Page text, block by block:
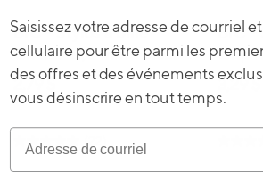
BIC - Stylos à bille
Cristal - 1,0 mm - bleu
- Paquet de 12
2,79 $
(22)
BIC -
Grip
bleu -
3,29 $
Saisissez votre adresse de courriel
cellulaire pour être parmi les
des offres et des événements
vous désinscrire en tout temps.